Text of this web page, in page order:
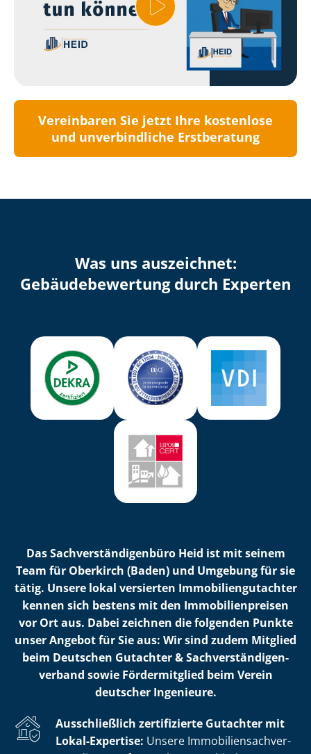
Vereinbaren Sie jetzt Ihre kostenlose
und unverbindliche Erstberatung
Was uns auszeichnet:
Ge­bäu­de­be­wer­tung durch Experten
Das Sach­ver­stän­di­gen­bü­ro Heid ist mit seinem
Team für Oberkirch (Baden) und Umgebung für sie
tätig. Unsere lokal versierten Im­mo­bi­li­en­gut­ach­ter
kennen sich bestens mit den Im­mo­bi­li­en­prei­sen
vor Ort aus. Dabei zeichnen die folgenden Punkte
unser Angebot für Sie aus: Wir sind zudem Mitglied
beim Deutschen Gutachter & Sach­ver­stän­di­gen­
ver­band sowie Fördermitglied beim Verein
deutscher Ingenieure.
Ausschließlich zertifizierte Gutachter mit
Lokal-Expertise: Unsere Im­mo­bi­li­en­sach­ver­